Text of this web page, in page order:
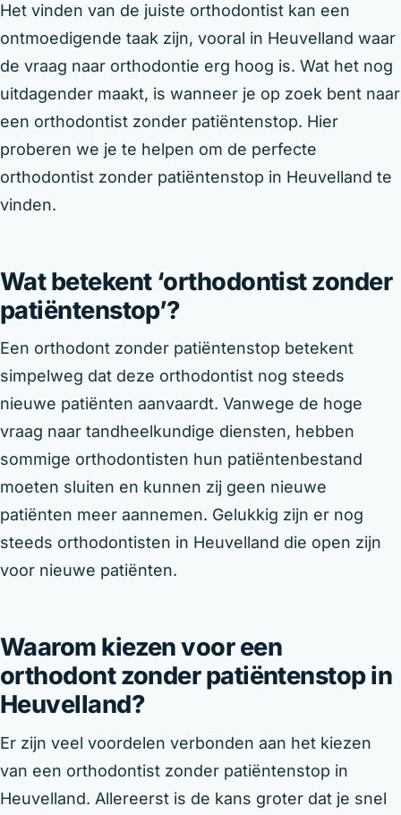
Het vinden van de juiste orthodontist kan een
ontmoedigende taak zijn, vooral in Heuvelland waar
de vraag naar orthodontie erg hoog is. Wat het nog
uitdagender maakt, is wanneer je op zoek bent naar
een orthodontist zonder patiëntenstop. Hier
proberen we je te helpen om de perfecte
orthodontist zonder patiëntenstop in Heuvelland te
vinden.
Wat betekent ‘orthodontist zonder
patiëntenstop’?
Een orthodont zonder patiëntenstop betekent
simpelweg dat deze orthodontist nog steeds
nieuwe patiënten aanvaardt. Vanwege de hoge
vraag naar tandheelkundige diensten, hebben
sommige orthodontisten hun patiëntenbestand
moeten sluiten en kunnen zij geen nieuwe
patiënten meer aannemen. Gelukkig zijn er nog
steeds orthodontisten in Heuvelland die open zijn
voor nieuwe patiënten.
Waarom kiezen voor een
orthodont zonder patiëntenstop in
Heuvelland?
Er zijn veel voordelen verbonden aan het kiezen
van een orthodontist zonder patiëntenstop in
Heuvelland. Allereerst is de kans groter dat je snel